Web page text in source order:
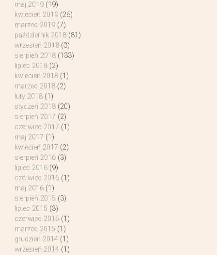
maj 2019 (19)
kwiecień 2019 (26)
marzec 2019 (7)
październik 2018 (81)
wrzesień 2018 (3)
sierpień 2018 (133)
lipiec 2018 (2)
kwiecień 2018 (1)
marzec 2018 (2)
luty 2018 (1)
styczeń 2018 (20)
sierpień 2017 (2)
czerwiec 2017 (1)
maj 2017 (1)
kwiecień 2017 (2)
sierpień 2016 (3)
lipiec 2016 (9)
czerwiec 2016 (1)
maj 2016 (1)
sierpień 2015 (3)
lipiec 2015 (3)
czerwiec 2015 (1)
marzec 2015 (1)
grudzień 2014 (1)
wrzesień 2014 (1)